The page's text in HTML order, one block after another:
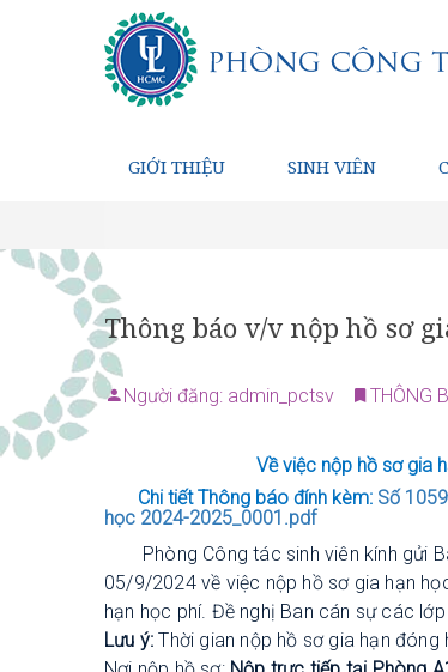
GIỚI THIỆU SINH VIÊN
Thông báo v/v nộp hồ sơ
Người đăng: admin_pctsv THÔNG
Về việc nộp hồ sơ gia
Chi tiết Thông báo đính kèm: Số
học 2024-2025_0001.pdf
Phòng Công tác sinh viên kính gửi
05/9/2024 về việc nộp hồ sơ gia hạn
hạn học phí. Đề nghị Ban cán sự các
Lưu ý: Thời gian nộp hồ sơ gia hạn đóng